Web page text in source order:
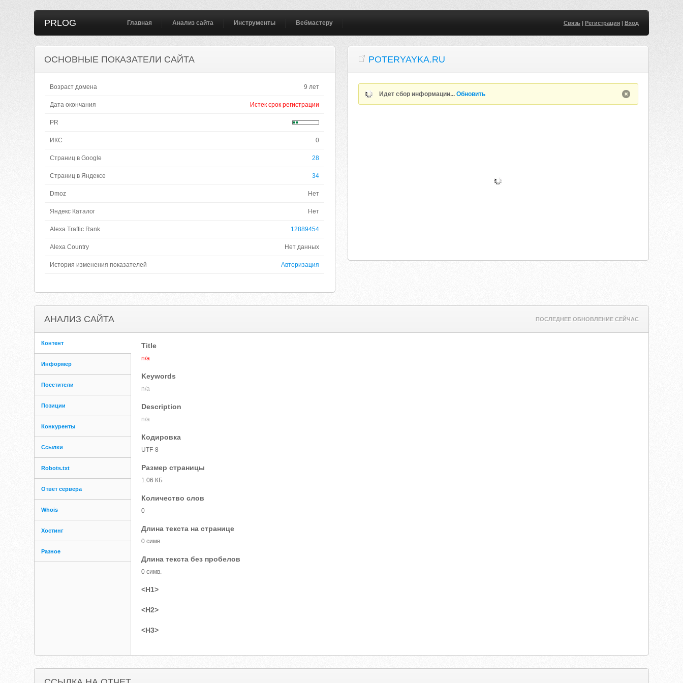
PRLOG Главная Анализ сайта Инструменты Вебмастеру Связь| Регистрация| Вход
ОСНОВНЫЕ ПОКАЗАТЕЛИ САЙТА
Возраст домена 9 лет
Дата окончания Истек срок регистрации
PR
ИКС 0
Страниц в Google 28
Страниц в Яндексе 34
Dmoz Нет
Яндекс Каталог Нет
Alexa Traffic Rank 12889454
Alexa Country Нет данных
История изменения показателей Авторизация
POTERYAYKA.RU
Идет сбор информации...Обновить
АНАЛИЗ САЙТА ПОСЛЕДНЕЕ ОБНОВЛЕНИЕ СЕЙЧАС
Контент
Информер
Посетители
Позиции
Конкуренты
Ссылки
Robots.txt
Ответ сервера
Whois
Хостинг
Разное
Title
n/a
Keywords
n/a
Description
n/a
Кодировка
UTF-8
Размер страницы
1.06 КБ
Количество слов
0
Длина текста на странице
0 симв.
Длина текста без пробелов
0 симв.
<H1>
<H2>
<H3>